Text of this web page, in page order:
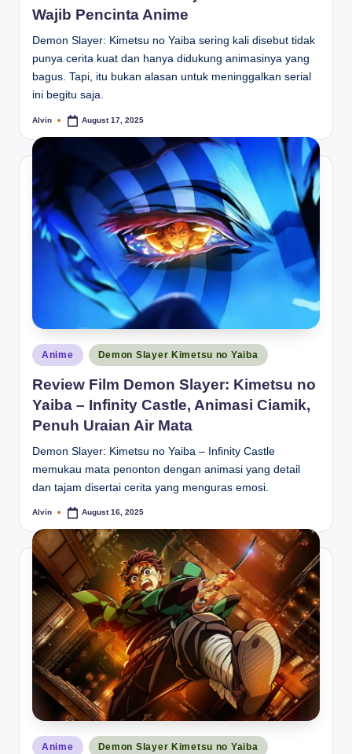
Wajib Pencinta Anime
Demon Slayer: Kimetsu no Yaiba sering kali disebut tidak
punya cerita kuat dan hanya didukung animasinya yang
bagus. Tapi, itu bukan alasan untuk meninggalkan serial
ini begitu saja.
Posted
Alvin August 17, 2025
Posted
in
Anime Demon Slayer Kimetsu no Yaiba
Review Film Demon Slayer: Kimetsu no
Yaiba – Infinity Castle, Animasi Ciamik,
Penuh Uraian Air Mata
Demon Slayer: Kimetsu no Yaiba – Infinity Castle
memukau mata penonton dengan animasi yang detail
dan tajam disertai cerita yang menguras emosi.
Posted
Alvin August 16, 2025
Posted
Anime Demon Slayer Kimetsu no Yaiba